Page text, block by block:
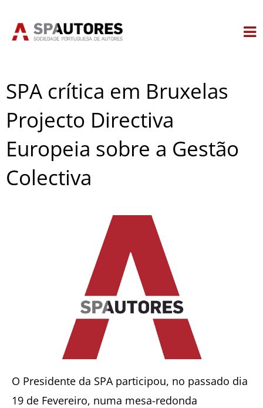
SPA crítica em Bruxelas
Projecto Directiva
Europeia sobre a Gestão
Colectiva
O Presidente da SPA participou, no passado dia
19 de Fevereiro, numa mesa-redonda